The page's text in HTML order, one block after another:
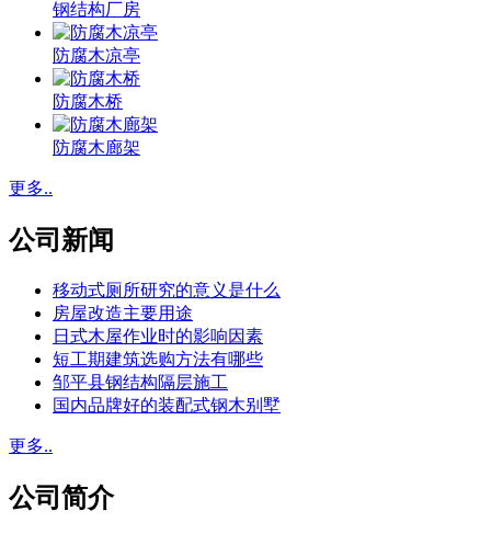
钢结构厂房
防腐木凉亭
防腐木桥
防腐木廊架
更多..
公司新闻
移动式厕所研究的意义是什么
房屋改造主要用途
日式木屋作业时的影响因素
短工期建筑选购方法有哪些
邹平县钢结构隔层施工
国内品牌好的装配式钢木别墅
更多..
公司简介